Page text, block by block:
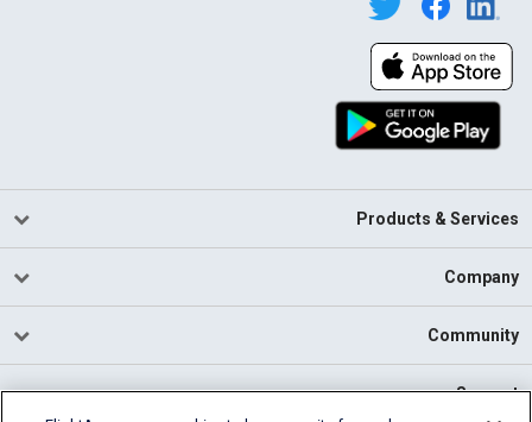
Products & Services
Company
Community
Support